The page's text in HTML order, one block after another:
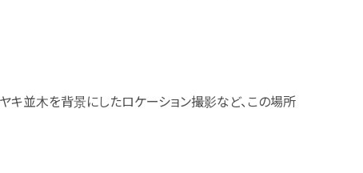
キ並木を背景にしたロケーション撮影など、この場所